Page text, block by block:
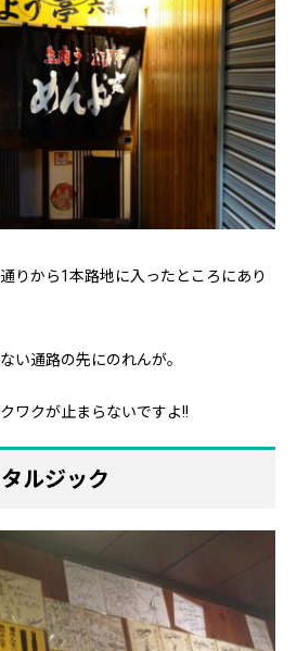
りから1本路地に入ったところにあり
い通路の先にのれんが。
ワクが止まらないですよ!!
ルジック